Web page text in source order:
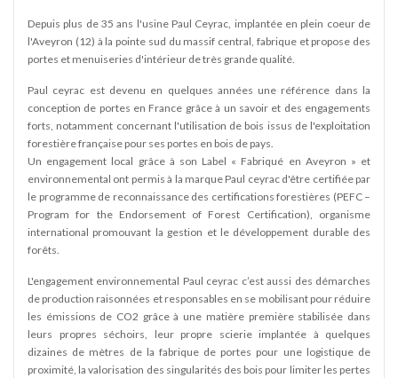
Depuis plus de 35 ans l'usine Paul Ceyrac, implantée en plein coeur de
l'Aveyron (12) à la pointe sud du massif central, fabrique et propose des
portes et menuiseries d'intérieur de très grande qualité.
Paul ceyrac est devenu en quelques années une référence dans la
conception de portes en France grâce à un savoir et des engagements
forts, notamment concernant l'utilisation de bois issus de l'exploitation
forestière française pour ses portes en bois de pays.
Un engagement local grâce à son Label « Fabriqué en Aveyron » et
environnemental ont permis à la marque Paul ceyrac d'être certifiée par
le programme de reconnaissance des certifications forestières (PEFC –
Program for the Endorsement of Forest Certification), organisme
international promouvant la gestion et le développement durable des
forêts.
L'engagement environnemental Paul ceyrac c’est aussi des démarches
de production raisonnées et responsables en se mobilisant pour réduire
les émissions de CO2 grâce à une matière première stabilisée dans
leurs propres séchoirs, leur propre scierie implantée à quelques
dizaines de mètres de la fabrique de portes pour une logistique de
proximité, la valorisation des singularités des bois pour limiter les pertes